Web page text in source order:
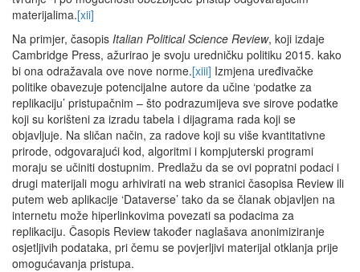
materijalima.[xii]
Na primjer, časopis Italian Political Science Review, koji izdaje
Cambridge Press, ažurirao je svoju uredničku politiku 2015. kako
bi ona odražavala ove nove norme.[xiii] Izmjena uređivačke
politike obavezuje potencijalne autore da učine ‘podatke za
replikaciju’ pristupačnim – što podrazumijeva sve sirove podatke
koji su korišteni za izradu tabela i dijagrama rada koji se
objavljuje. Na sličan način, za radove koji su više kvantitativne
prirode, odgovarajući kod, algoritmi i kompjuterski programi
moraju se učiniti dostupnim. Predlažu da se ovi popratni podaci i
drugi materijali mogu arhivirati na web stranici časopisa Review ili
putem web aplikacije ‘Dataverse’ tako da se članak objavljen na
internetu može hiperlinkovima povezati sa podacima za
replikaciju. Časopis Review također naglašava anonimiziranje
osjetljivih podataka, pri čemu se povjerljivi materijal otklanja prije
omogućavanja pristupa.